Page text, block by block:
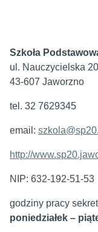
Szkoła
ul. Nauczycielska 20
43-607 Jaworzno
tel. 32 7629345
email:
http://
NIP: 632-192-51-53
godziny pracy
poniedziałek –